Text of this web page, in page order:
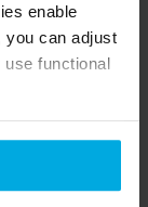
enable
you can adjust
use functional
service